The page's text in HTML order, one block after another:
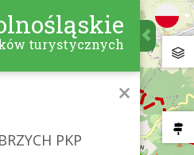
turystycznych
×
PKP